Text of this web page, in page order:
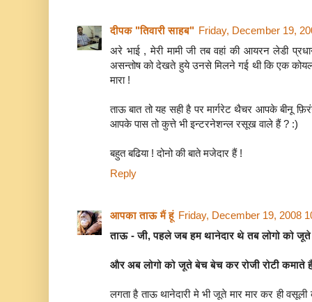
दीपक "तिवारी साहब" Friday, December 19,
अरे भाई , मेरी मामी जी तब वहां की आयरन लेडी
असन्तोष को देखते हुये उनसे मिलने गई थी कि एक
मारा !
ताऊ बात तो यह सही है पर मार्गरेट थैचर आपके बीनू
आपके पास तो कुत्ते भी इन्टरनेशन्ल रसूख वाले हैं ? :)
बहुत बढिया ! दोनो की बाते मजेदार हैं !
Reply
आपका ताऊ मैं हूं Friday, December 19, 2008
ताऊ - जी, पहले जब हम थानेदार थे तब लोगो को जूते
और अब लोगो को जूते बेच बेच कर रोजी रोटी कमाते
लगता है ताऊ थानेदारी मे भी जूते मार मार कर ही